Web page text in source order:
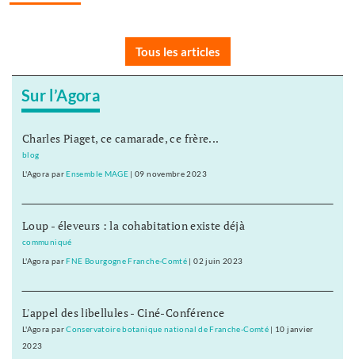
Tous les articles
Sur l’Agora
Charles Piaget, ce camarade, ce frère...
blog
L'Agora parEnsemble MAGE |09 novembre 2023
Loup - éleveurs : la cohabitation existe déjà
communiqué
L'Agora parFNE Bourgogne Franche-Comté |02 juin 2023
L'appel des libellules - Ciné-Conférence
L'Agora parConservatoire botanique national de Franche-Comté| 10 janvier
2023